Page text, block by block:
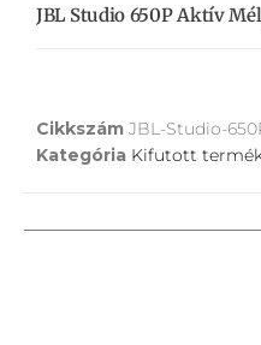
JBL Studio 650P Aktív
Cikkszám JBL-Studio-
Kategória Kifutott